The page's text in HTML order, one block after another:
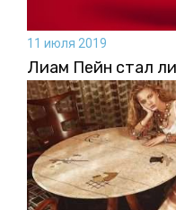
11 июля 2019
Лиам Пейн стал